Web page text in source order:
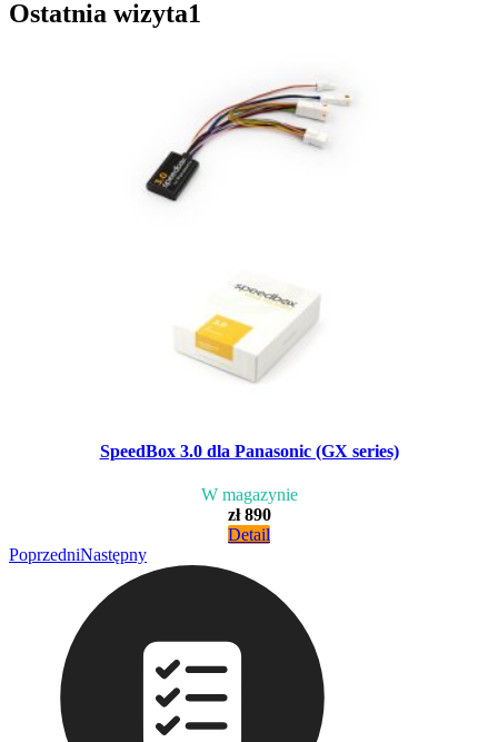
Ostatnia wizyta1
SpeedBox 3.0 dla Panasonic (GX series)
W magazynie
zł 890
Detail
PoprzedniNastępny